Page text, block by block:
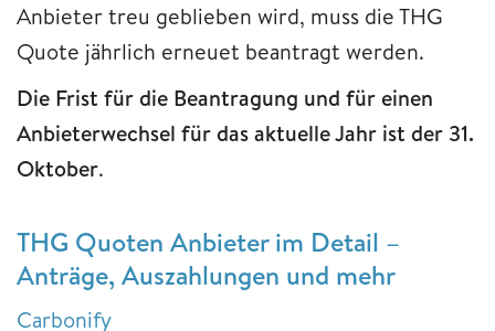
Anbieter treu geblieben wird, muss die THG
Quote jährlich erneuet beantragt werden.
Die Frist für die Beantragung und für einen
Anbieterwechsel für das aktuelle Jahr ist der 31.
Oktober.
THG Quoten Anbieter im Detail –
Anträge, Auszahlungen und mehr
Carbonify